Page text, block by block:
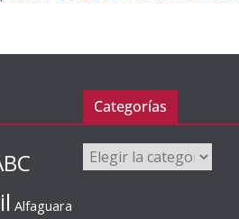
Alfaguara
Categorías
Categorías